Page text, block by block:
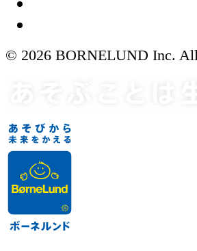
© 2026 BORNELUND Inc.